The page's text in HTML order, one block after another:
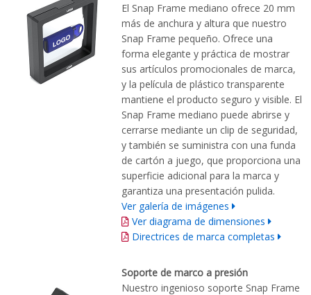
El Snap Frame mediano ofrece 20 mm
más de anchura y altura que nuestro
Snap Frame pequeño. Ofrece una
forma elegante y práctica de mostrar
sus artículos promocionales de marca,
y la película de plástico transparente
mantiene el producto seguro y visible. El
Snap Frame mediano puede abrirse y
cerrarse mediante un clip de seguridad,
y también se suministra con una funda
de cartón a juego, que proporciona una
superficie adicional para la marca y
garantiza una presentación pulida.
Ver galería de imágenes
Ver diagrama de dimensiones
Directrices de marca completas
Soporte de marco a presión
Nuestro ingenioso soporte Snap Frame